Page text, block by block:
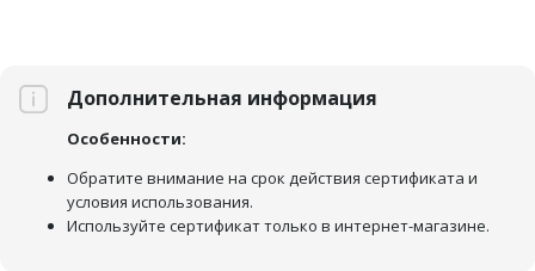
Дополнительная информация
Особенности:
Обратите внимание на срок действия сертификата и
условия использования.
Используйте сертификат только в интернет-магазине.